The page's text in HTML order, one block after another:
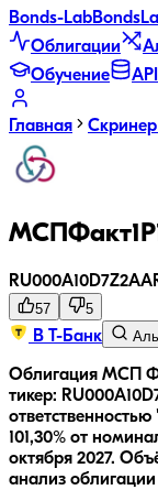
Bonds-LabBonds
Облигации
Обучение
Главная
RU000A10D7Z2AA
57 5
В Т-Банк
Облигация МСП
тикер:
101,30% от
октября 2027.
анализ облигации